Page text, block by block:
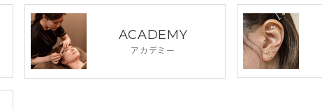
ACADEMY
アカデミー